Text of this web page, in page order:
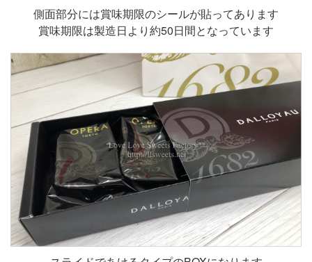
側面部分には賞味期限のシールが貼ってあります
賞味期限は製造日より約50日間となっています